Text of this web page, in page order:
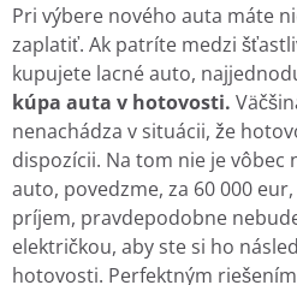
Pri výbere nového auta máte
zaplatiť. Ak patríte medzi
kupujete lacné auto,
kúpa auta v hotovosti.
nenachádza v situácii, že
dispozícii. Na tom nie je vôbec
auto, povedzme, za 60 000
príjem, pravdepodobne
električkou, aby ste si ho
hotovosti. Perfektným